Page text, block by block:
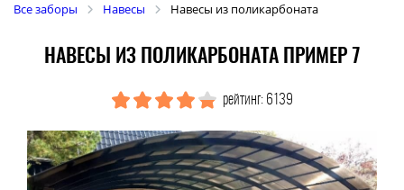
Все заборы Навесы Навесы из поликарбоната
НАВЕСЫ ИЗ ПОЛИКАРБОНАТА ПРИМЕР 7
рейтинг: 6139